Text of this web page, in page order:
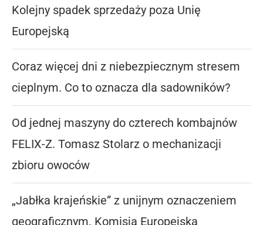
Kolejny spadek sprzedaży poza Unię
Europejską
Coraz więcej dni z niebezpiecznym stresem
cieplnym. Co to oznacza dla sadowników?
Od jednej maszyny do czterech kombajnów
FELIX-Z. Tomasz Stolarz o mechanizacji
zbioru owoców
„Jabłka krajeńskie” z unijnym oznaczeniem
geograficznym. Komisja Europejska